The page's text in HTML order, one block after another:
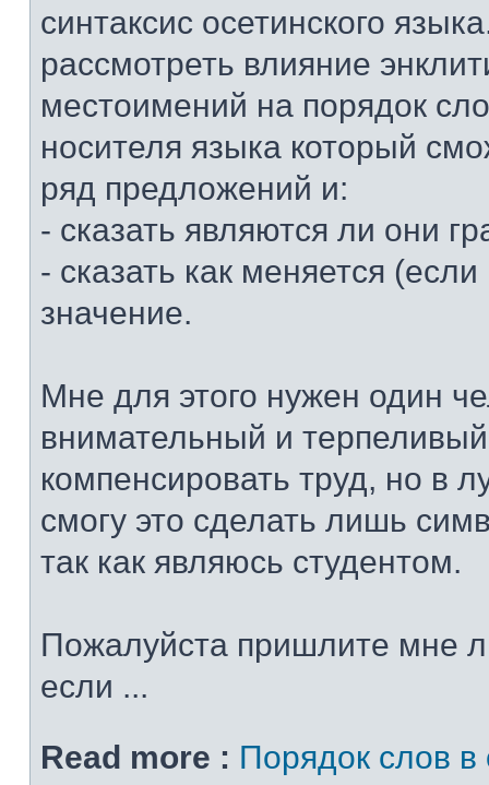
синтаксис осетинского
рассмотреть влияние
местоимений на порядок
носителя языка который
ряд предложений и:
- сказать являются ли они
- сказать как меняется
значение.
Мне для этого нужен один
внимательный и
компенсировать труд, но в
смогу это сделать лишь
так как являюсь студентом.
Пожалуйста пришлите мне
если ...
Read more : Порядок слов в